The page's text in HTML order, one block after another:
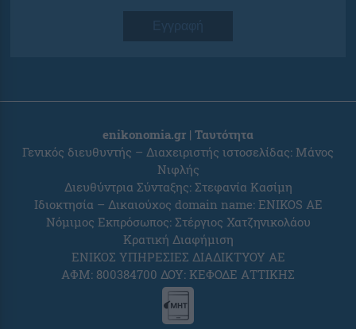
Εγγραφή
enikonomia.gr | Ταυτότητα
Γενικός διευθυντής – Διαχειριστής ιστοσελίδας: Μάνος
Νιφλής
Διευθύντρια Σύνταξης: Στεφανία Κασίμη
Ιδιοκτησία – Δικαιούχος domain name: ENIKOS AE
Νόμιμος Εκπρόσωπος: Στέργιος Χατζηνικολάου
Κρατική Διαφήμιση
ΕΝΙΚΟΣ ΥΠΗΡΕΣΙΕΣ ΔΙΑΔΙΚΤΥΟΥ ΑΕ
ΑΦΜ: 800384700 ΔΟΥ: ΚΕΦΟΔΕ ΑΤΤΙΚΗΣ